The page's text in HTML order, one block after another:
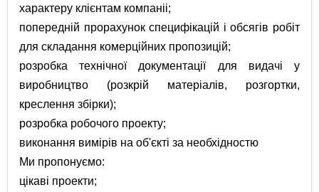
характеру клієнтам компаніі;
попередній прорахунок специфікацій і обсягів робіт
для складання комерційних пропозицій;
розробка технічної документації для видачі у
виробництво (розкрій матеріалів, розгортки,
креслення збірки);
розробка робочого проекту;
виконання вимірів на об'єкті за необхідностю
Ми пропонуємо:
цікаві проекти;